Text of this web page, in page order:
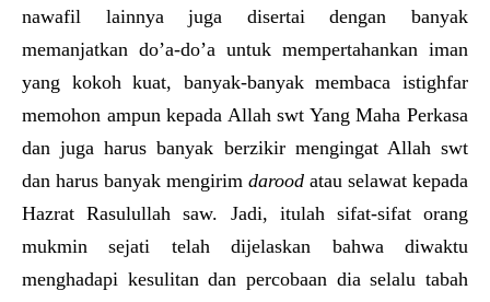
nawafil lainnya juga disertai dengan banyak
memanjatkan do’a-do’a untuk mempertahankan iman
yang kokoh kuat, banyak-banyak membaca istighfar
memohon ampun kepada Allah swt Yang Maha Perkasa
dan juga harus banyak berzikir mengingat Allah swt
dan harus banyak mengirim darood atau selawat kepada
Hazrat Rasulullah saw. Jadi, itulah sifat-sifat orang
mukmin sejati telah dijelaskan bahwa diwaktu
menghadapi kesulitan dan percobaan dia selalu tabah